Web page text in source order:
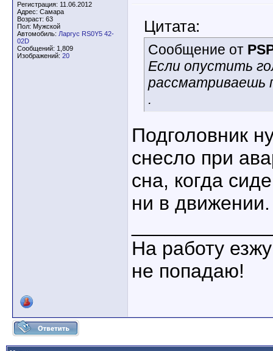
Регистрация: 11.06.2012
Адрес: Самара
Возраст: 63
Пол: Мужской
Автомобиль: Ларгус RS0Y5 42-
02D
Сообщений: 1,809
Изображений: 20
Цитата:
Сообщение от
Если опустить
рассматриваешь
.
Подголовник
снесло при
сна, когда
ни в движении.
На работу
не попадаю!